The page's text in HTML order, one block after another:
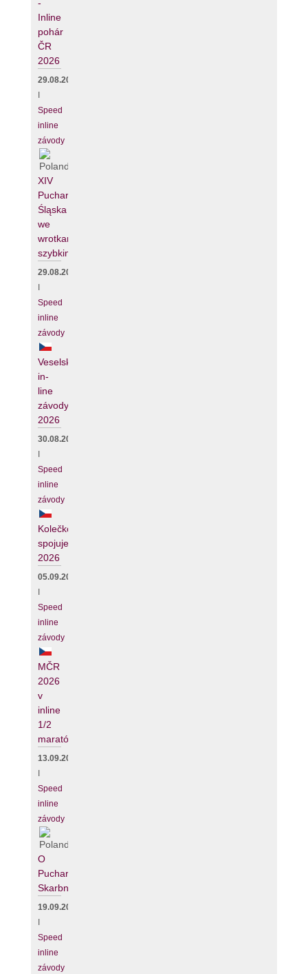
-
Inline
pohár
ČR
2026
29.08.2026
Speed
inline
závody
XIV
Puchar
Śląska
we
wrotkarstwie
szybkim
29.08.2026
Speed
inline
závody
Veselské
in-
line
závody
2026
30.08.2026
Speed
inline
závody
Kolečko
spojuje
2026
05.09.2026
Speed
inline
závody
MČR
2026
v
inline
1/2
maratónu
13.09.2026
Speed
inline
závody
O
Puchar
Skarbnika
19.09.2026
Speed
inline
závody